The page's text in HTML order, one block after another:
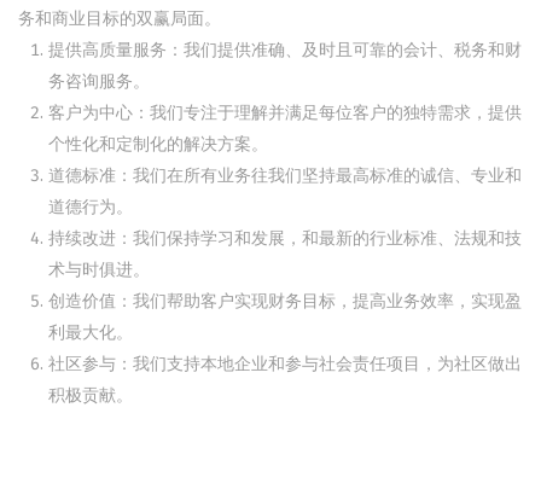
务和商业目标的双赢局面。
提供高质量服务：我们提供准确、及时且可靠的会计、税务和财
务咨询服务。
客户为中心：我们专注于理解并满足每位客户的独特需求，提供
个性化和定制化的解决方案。
道德标准：我们在所有业务往我们坚持最高标准的诚信、专业和
道德行为。
持续改进：我们保持学习和发展，和最新的行业标准、法规和技
术与时俱进。
创造价值：我们帮助客户实现财务目标，提高业务效率，实现盈
利最大化。
社区参与：我们支持本地企业和参与社会责任项目，为社区做出
积极贡献。